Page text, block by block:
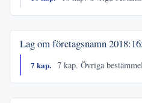
Lag om företagsnamn
7 kap. 7 kap. Övriga